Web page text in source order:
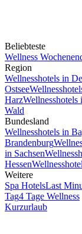
Beliebteste
Wellness
Region
Wellnesshotels in
Ostsee
Harz
Wald
Bundesland
Wellnesshotels in
Brandenburg
in Sachsen
Hessen
Weitere
Spa HotelsLast
Tag4 Tage Wellness
Kurzurlaub